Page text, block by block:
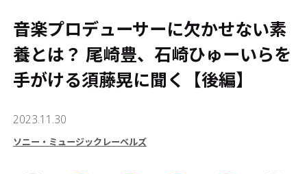
音楽プロデューサーに欠かせない素
養とは？ 尾崎豊、石崎ひゅーいらを
手がける須藤晃に聞く【後編】
2023.11.30
ソニー・ミュージックレーベルズ